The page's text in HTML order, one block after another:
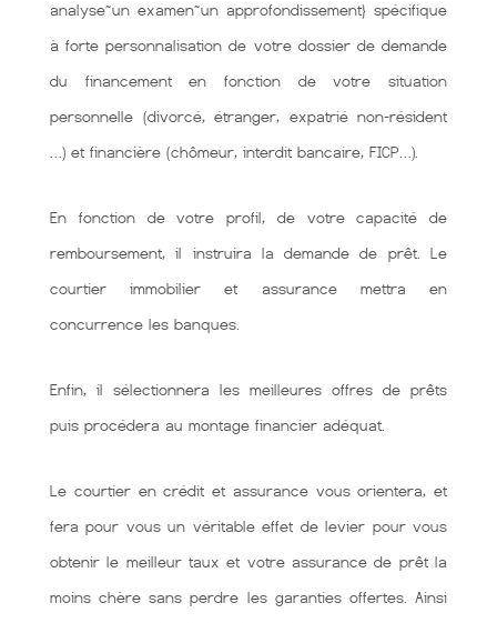
analyse~un examen~un approfondissement} spécifique
à forte personnalisation de votre dossier de demande
du financement en fonction de votre situation
personnelle (divorcé, étranger, expatrié non-résident
…) et financière (chômeur, interdit bancaire, FICP…).
En fonction de votre profil, de votre capacité de
remboursement, il instruira la demande de prêt. Le
courtier immobilier et assurance mettra en
concurrence les banques.
Enfin, il sélectionnera les meilleures offres de prêts
puis procédera au montage financier adéquat.
Le courtier en crédit et assurance vous orientera, et
fera pour vous un véritable effet de levier pour vous
obtenir le meilleur taux et votre assurance de prêt la
moins chère sans perdre les garanties offertes. Ainsi